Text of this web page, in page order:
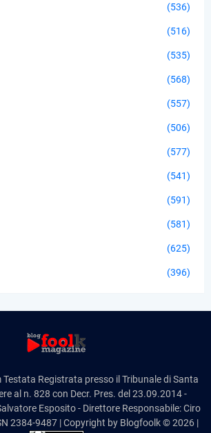
(536)
(516)
(535)
(568)
(557)
(506)
(577)
(541)
(591)
(581)
(625)
(396)
Registrata presso il Tribunale di Santa
al n. 828 con Decr. Pres. del 23.09.2014 -
Esposito - Direttore Responsabile: Ciro
2384-9487 | Copyright by Blogfoolk © 2026 |